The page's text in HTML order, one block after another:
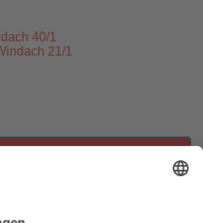
40/1
21/1